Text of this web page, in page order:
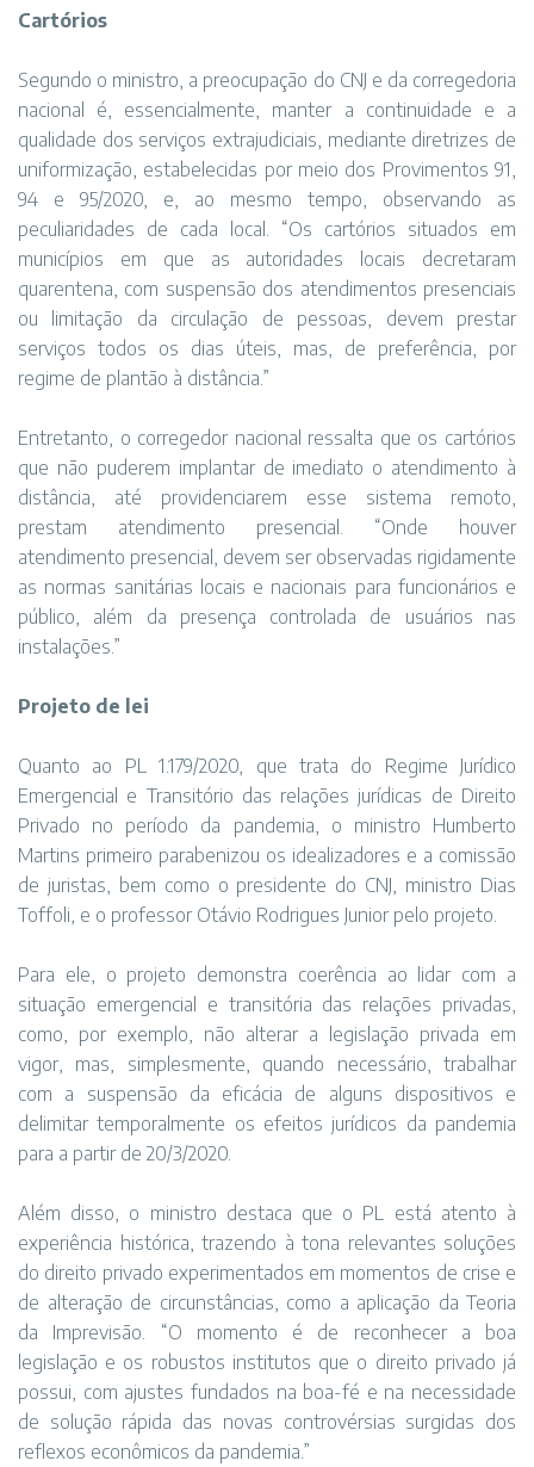
Cartórios
Segundo o ministro, a preocupação do CNJ e da corregedoria
nacional é, essencialmente, manter a continuidade e a
qualidade dos serviços extrajudiciais, mediante diretrizes de
uniformização, estabelecidas por meio dos Provimentos 91,
94 e 95/2020, e, ao mesmo tempo, observando as
peculiaridades de cada local. “Os cartórios situados em
municípios em que as autoridades locais decretaram
quarentena, com suspensão dos atendimentos presenciais
ou limitação da circulação de pessoas, devem prestar
serviços todos os dias úteis, mas, de preferência, por
regime de plantão à distância.”
Entretanto, o corregedor nacional ressalta que os cartórios
que não puderem implantar de imediato o atendimento à
distância, até providenciarem esse sistema remoto,
prestam atendimento presencial. “Onde houver
atendimento presencial, devem ser observadas rigidamente
as normas sanitárias locais e nacionais para funcionários e
público, além da presença controlada de usuários nas
instalações.”
Projeto de lei
Quanto ao PL 1.179/2020, que trata do Regime Jurídico
Emergencial e Transitório das relações jurídicas de Direito
Privado no período da pandemia, o ministro Humberto
Martins primeiro parabenizou os idealizadores e a comissão
de juristas, bem como o presidente do CNJ, ministro Dias
Toffoli, e o professor Otávio Rodrigues Junior pelo projeto.
Para ele, o projeto demonstra coerência ao lidar com a
situação emergencial e transitória das relações privadas,
como, por exemplo, não alterar a legislação privada em
vigor, mas, simplesmente, quando necessário, trabalhar
com a suspensão da eficácia de alguns dispositivos e
delimitar temporalmente os efeitos jurídicos da pandemia
para a partir de 20/3/2020.
Além disso, o ministro destaca que o PL está atento à
experiência histórica, trazendo à tona relevantes soluções
do direito privado experimentados em momentos de crise e
de alteração de circunstâncias, como a aplicação da Teoria
da Imprevisão. “O momento é de reconhecer a boa
legislação e os robustos institutos que o direito privado já
possui, com ajustes fundados na boa-fé e na necessidade
de solução rápida das novas controvérsias surgidas dos
reflexos econômicos da pandemia.”